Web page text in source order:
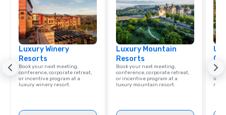
Luxury Winery
Resorts
Book your next meeting,
conference, corporate retreat,
or incentive program at a
luxury winery resort.
Luxury Mountain
Resorts
Book your next meeting,
conference, corporate retreat,
or incentive program at a
luxury mountain resort.
Find